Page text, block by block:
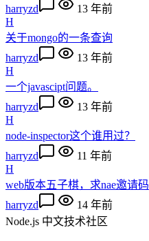
harryzd
13 年前
H
关于mongo的一条查询
harryzd
13 年前
H
一个javascipt问题。
harryzd
13 年前
H
node-inspector这个谁用过？
harryzd
11 年前
H
web版本五子棋，求nae邀请码
harryzd
14 年前
Node.js 中文技术社区